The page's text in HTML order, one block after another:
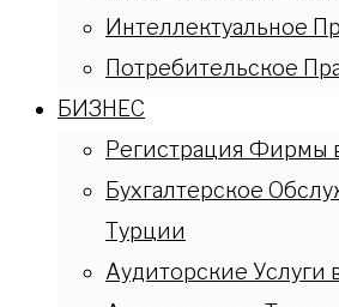
Интеллектуальное
Потребительское
БИЗНЕС
Регистрация Фирмы
Бухгалтерское
Турции
Аудиторские Услуги